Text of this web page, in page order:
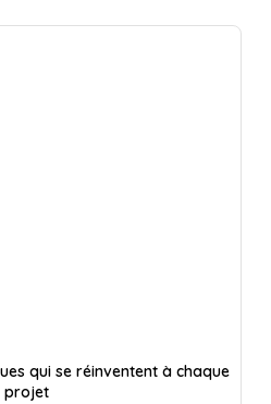
qui se réinventent à chaque
projet